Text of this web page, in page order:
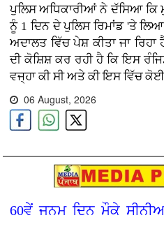
ਪੁਲਿਸ ਅਧਿਕਾਰੀਆਂ ਨੇ ਦੱਸਿਆ ਕਿ
ਨੂੰ 1 ਦਿਨ ਦੇ ਪੁਲਿਸ ਰਿਮਾਂਡ 'ਤੇ
ਅਦਾਲਤ ਵਿੱਚ ਪੇਸ਼ ਕੀਤਾ ਜਾ
ਦੀ ਕੋਸ਼ਿਸ਼ ਕਰ ਰਹੀ ਹੈ ਕਿ ਇਸ
ਵਜ੍ਹਾ ਕੀ ਸੀ ਅਤੇ ਕੀ ਇਸ ਵਿੱਚ
06 August, 2026
60ਵੇਂ ਜਨਮ ਦਿਨ ਮੌਕੇ